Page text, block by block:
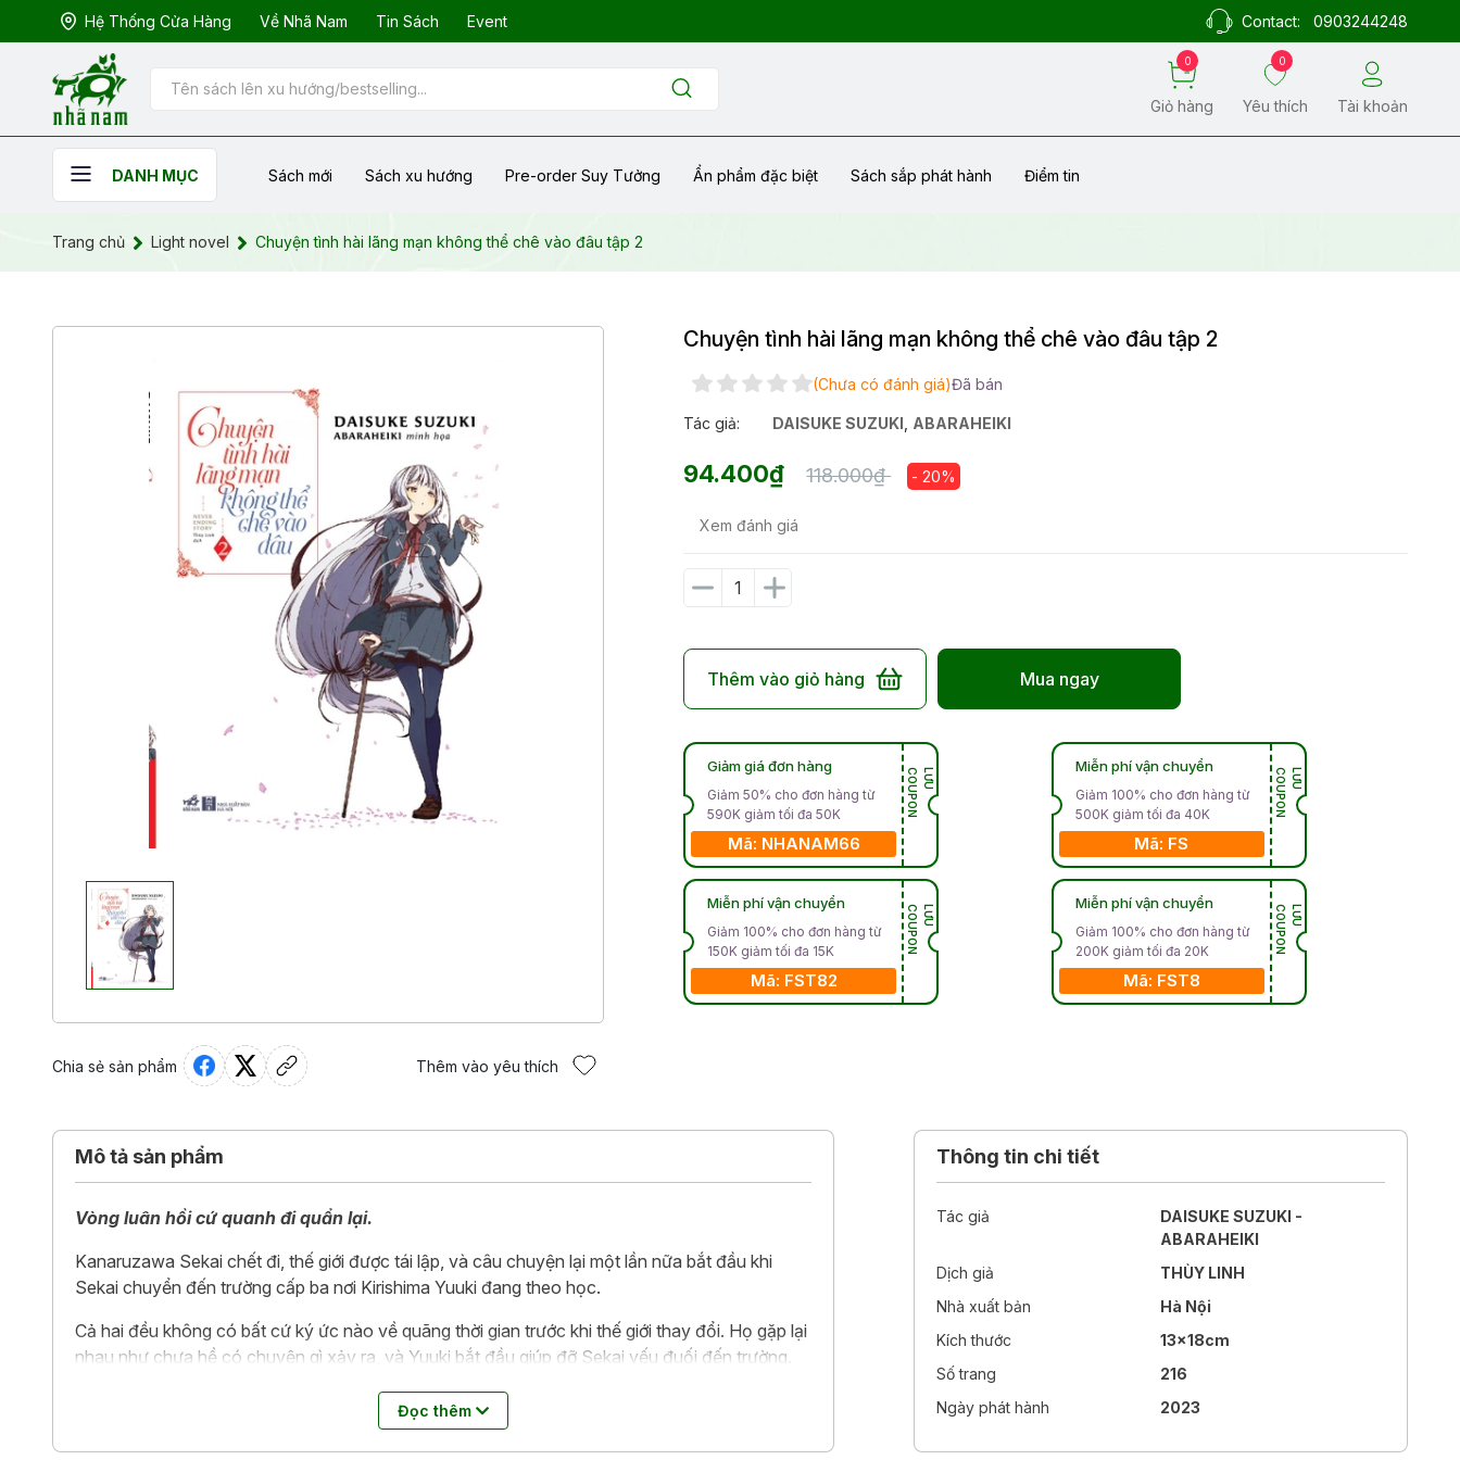
Hệ Thống Cửa Hàng Về Nhã Nam Tin Sách Event Contact: 0903244248
0
Giỏ hàng
0
Yêu thích Tài khoản
DANH MỤC Sách mới Sách xu hướng Pre-order Suy Tưởng Ẩn phẩm đặc biệt Sách sắp phát hành Điểm tin
Trang chủ Light novel Chuyện tình hài lãng mạn không thể chê vào đâu tập 2
Chia sẻ sản phẩm Thêm vào yêu thích
Chuyện tình hài lãng mạn không thể chê vào đâu tập 2
(Chưa có đánh giá)Đã bán
Tác giả: DAISUKE SUZUKI ABARAHEIKI
94.400₫ 118.000₫ - 20%
Xem đánh giá
Thêm vào giỏ hàng Mua ngay
Giảm giá đơn hàng
Giảm 50% cho đơn hàng từ
590K giảm tối đa 50K
Mã: NHANAM66
L
Ư
U
C
O
U
P
O
N
Miễn phí vận chuyển
Giảm 100% cho đơn hàng từ
150K giảm tối đa 15K
Mã: FST82
L
Ư
U
C
O
U
P
O
N
Miễn phí vận chuyển
Giảm 100% cho đơn hàng từ
500K giảm tối đa 40K
Mã: FS
L
Ư
U
C
O
U
P
O
N
Miễn phí vận chuyển
Giảm 100% cho đơn hàng từ
200K giảm tối đa 20K
Mã: FST8
L
Ư
U
C
O
U
P
O
N
Mô tả sản phẩm
Vòng luân hồi cứ quanh đi quẩn lại.
Kanaruzawa Sekai chết đi, thế giới được tái lập, và câu chuyện lại một lần nữa bắt đầu khi
Sekai chuyển đến trường cấp ba nơi Kirishima Yuuki đang theo học.
Cả hai đều không có bất cứ ký ức nào về quãng thời gian trước khi thế giới thay đổi. Họ gặp lại
nhau như chưa hề có chuyện gì xảy ra, và Yuuki bắt đầu giúp đỡ Sekai yếu đuối đến trường.
do sức khỏe sa sút, Sekai ngày càng tiến gần hơn đến việc trở thành “một học sinh trung học
Đọc thêm
Thông tin chi tiết
Tác giả
DAISUKE SUZUKI -
ABARAHEIKI
Dịch giả
THÙY LINH
Nhà xuất bản
Hà Nội
Kích thước
13x18cm
Số trang
216
Ngày phát hành
2023